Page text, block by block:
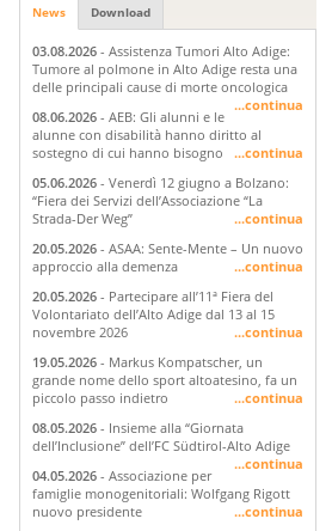
News Download
03.08.2026 - Assistenza Tumori Alto Adige:
Tumore al polmone in Alto Adige resta una
delle principali cause di morte oncologica
...continua
08.06.2026 - AEB: Gli alunni e le
alunne con disabilità hanno diritto al
sostegno di cui hanno bisogno
...continua
05.06.2026 - Venerdì 12 giugno a Bolzano:
“Fiera dei Servizi dell’Associazione “La
Strada-Der Weg”
...continua
20.05.2026 - ASAA: Sente-Mente – Un nuovo
approccio alla demenza
...continua
20.05.2026 - Partecipare all’11ª Fiera del
Volontariato dell’Alto Adige dal 13 al 15
novembre 2026
...continua
19.05.2026 - Markus Kompatscher, un
grande nome dello sport altoatesino, fa un
piccolo passo indietro
...continua
08.05.2026 - Insieme alla “Giornata
dell’Inclusione” dell’FC Südtirol-Alto Adige
...continua
04.05.2026 - Associazione per
famiglie monogenitoriali: Wolfgang Rigott
nuovo presidente
...continua